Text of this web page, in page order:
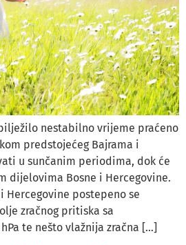
nestabilno vrijeme praćeno
predstojećeg Bajrama i
u sunčanim periodima, dok će
dijelovima Bosne i Hercegovine.
Hercegovine postepeno se
zračnog pritiska sa
te nešto vlažnija zračna […]